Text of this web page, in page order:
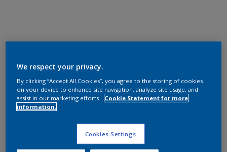
We respect your privacy.
By clicking “Accept All Cookies”, you agree to the storing of cookies
on your device to enhance site navigation, analyze site usage, and
assist in our marketing efforts.
Cookie Statement for more
information.
Cookies Settings